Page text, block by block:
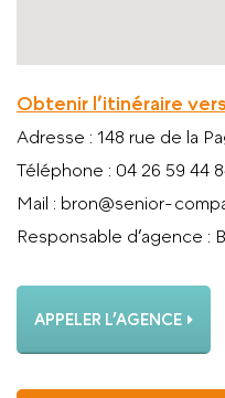
Obtenir l’itinéraire
Adresse : 148 rue de la
Téléphone : 04 26 59 44
Mail : bron@senior-
Responsable d’agence :
APPELER L’AGENCE